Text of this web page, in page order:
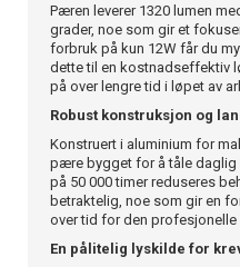
Pæren leverer 1320 lumen
grader, noe som gir et
forbruk på kun 12W får du
dette til en kostnadseffektiv
på over lengre tid i løpet av
Robust konstruksjon og
Konstruert i aluminium for
pære bygget for å tåle daglig
på 50 000 timer reduseres
betraktelig, noe som gir en
over tid for den profesjonelle
En pålitelig lyskilde for